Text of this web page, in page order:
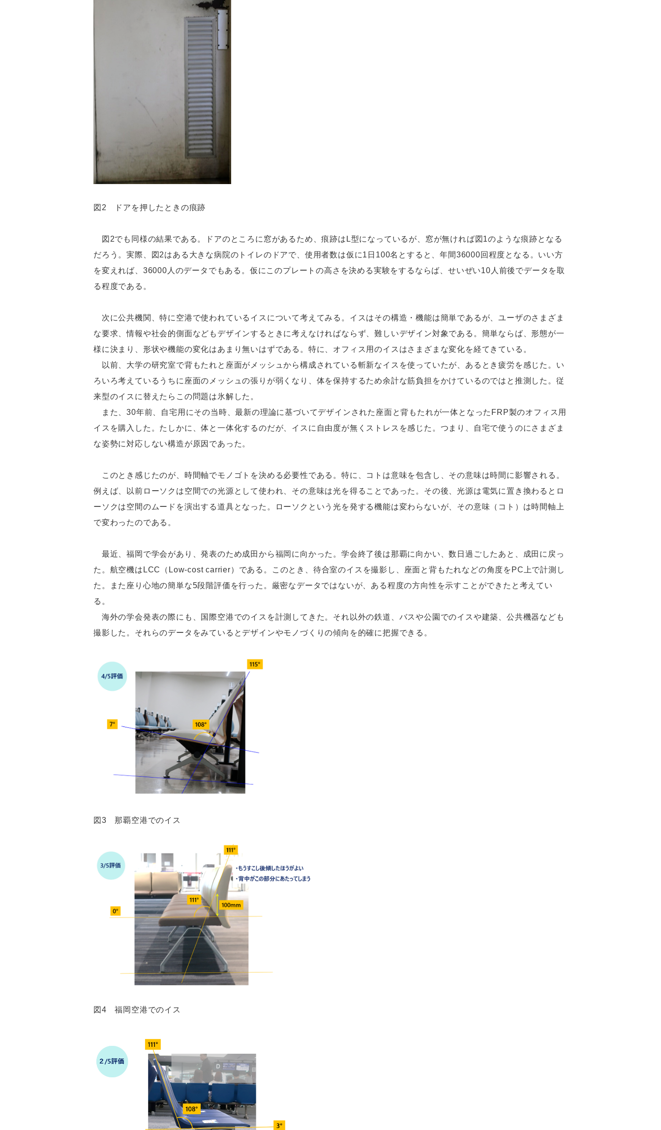
図2 ドアを押したときの痕跡
図2でも同様の結果である。ドアのところに窓があるため、痕跡はL型になっているが、窓が無ければ図1のような痕跡となる
だろう。実際、図2はある大きな病院のトイレのドアで、使用者数は仮に1日100名とすると、年間36000回程度となる。いい方
を変えれば、36000人のデータでもある。仮にこのプレートの高さを決める実験をするならば、せいぜい10人前後でデータを取
る程度である。
次に公共機関、特に空港で使われているイスについて考えてみる。イスはその構造・機能は簡単であるが、ユーザのさまざま
な要求、情報や社会的側面などもデザインするときに考えなければならず、難しいデザイン対象である。簡単ならば、形態が一
様に決まり、形状や機能の変化はあまり無いはずである。特に、オフィス用のイスはさまざまな変化を経てきている。
以前、大学の研究室で背もたれと座面がメッシュから構成されている斬新なイスを使っていたが、あるとき疲労を感じた。い
ろいろ考えているうちに座面のメッシュの張りが弱くなり、体を保持するため余計な筋負担をかけているのではと推測した。従
来型のイスに替えたらこの問題は氷解した。
また、30年前、自宅用にその当時、最新の理論に基づいてデザインされた座面と背もたれが一体となったFRP製のオフィス用
イスを購入した。たしかに、体と一体化するのだが、イスに自由度が無くストレスを感じた。つまり、自宅で使うのにさまざま
な姿勢に対応しない構造が原因であった。
このとき感じたのが、時間軸でモノゴトを決める必要性である。特に、コトは意味を包含し、その意味は時間に影響される。
例えば、以前ローソクは空間での光源として使われ、その意味は光を得ることであった。その後、光源は電気に置き換わるとロ
ーソクは空間のムードを演出する道具となった。ローソクという光を発する機能は変わらないが、その意味（コト）は時間軸上
で変わったのである。
最近、福岡で学会があり、発表のため成田から福岡に向かった。学会終了後は那覇に向かい、数日過ごしたあと、成田に戻っ
た。航空機はLCC（Low-cost carrier）である。このとき、待合室のイスを撮影し、座面と背もたれなどの角度をPC上で計測し
た。また座り心地の簡単な5段階評価を行った。厳密なデータではないが、ある程度の方向性を示すことができたと考えてい
る。
海外の学会発表の際にも、国際空港でのイスを計測してきた。それ以外の鉄道、バスや公園でのイスや建築、公共機器なども
撮影した。それらのデータをみているとデザインやモノづくりの傾向を的確に把握できる。
図3 那覇空港でのイス
図4 福岡空港でのイス